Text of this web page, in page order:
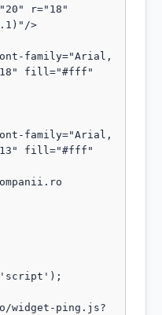
>
fill="#fff"
fill="#fff"
widget-ping.js?